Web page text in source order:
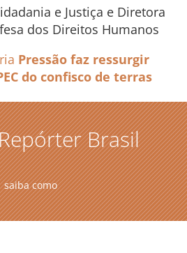
e Justiça e Diretora
dos Direitos Humanos
Pressão faz ressurgir
do confisco de terras
Brasil
saiba como